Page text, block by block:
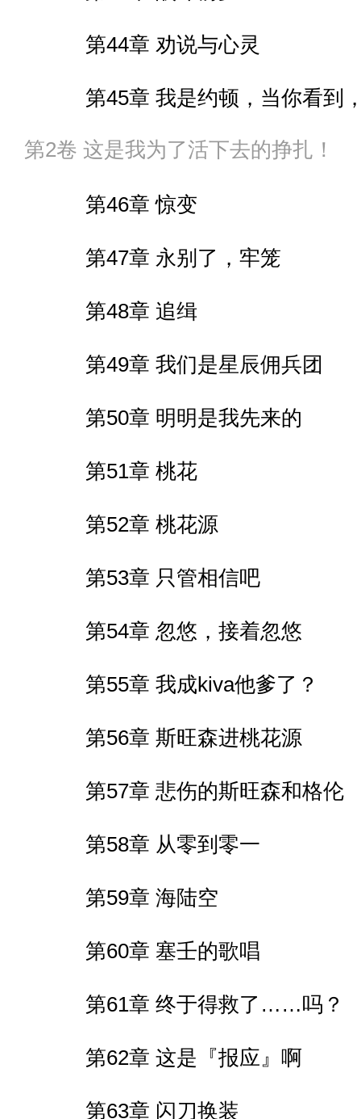
第44章 劝说与心灵
第45章 我是约顿，当你看到
第2卷 这是我为了活下去的挣扎！
第46章 惊变
第47章 永别了，牢笼
第48章 追缉
第49章 我们是星辰佣兵团
第50章 明明是我先来的
第51章 桃花
第52章 桃花源
第53章 只管相信吧
第54章 忽悠，接着忽悠
第55章 我成kiva他爹了？
第56章 斯旺森进桃花源
第57章 悲伤的斯旺森和格伦
第58章 从零到零一
第59章 海陆空
第60章 塞壬的歌唱
第61章 终于得救了……吗？
第62章 这是『报应』啊
第63章 闪刀换装